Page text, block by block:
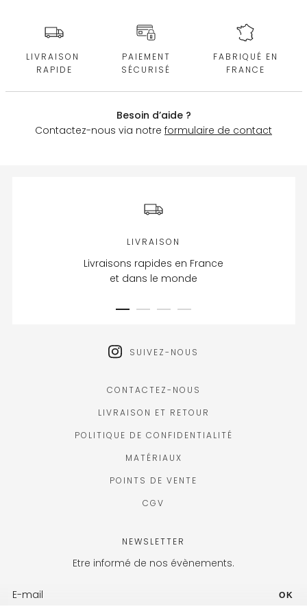
LIVRAISON
RAPIDE
PAIEMENT
SÉCURISÉ
FABRIQUÉ EN
FRANCE
Besoin d’aide ?
Contactez-nous via notre formulaire de contact
LIVRAISON
Livraisons rapides en France
et dans le monde
SUIVEZ-NOUS
CONTACTEZ-NOUS
LIVRAISON ET RETOUR
POLITIQUE DE CONFIDENTIALITÉ
MATÉRIAUX
POINTS DE VENTE
CGV
NEWSLETTER
Etre informé de nos évènements.
OK